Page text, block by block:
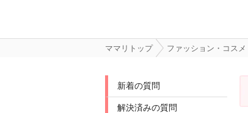
ママリトップ ファッション・コスメ
新着の質問
解決済みの質問